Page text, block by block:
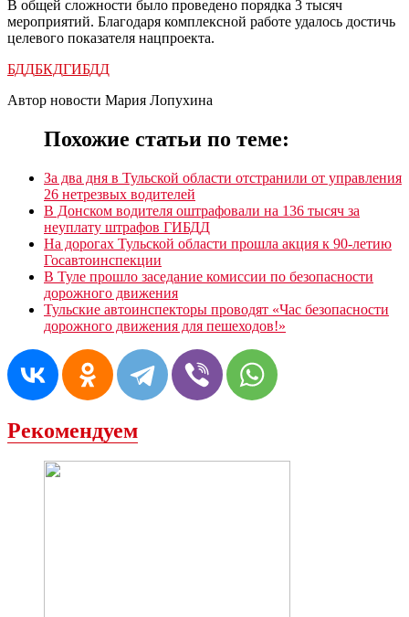
В общей сложности было проведено порядка 3 тысяч
мероприятий. Благодаря комплексной работе удалось достичь
целевого показателя нацпроекта.
БДДБКДГИБДД
Автор новости Мария Лопухина
Похожие статьи по теме:
За два дня в Тульской области отстранили от управления
26 нетрезвых водителей
В Донском водителя оштрафовали на 136 тысяч за
неуплату штрафов ГИБДД
На дорогах Тульской области прошла акция к 90-летию
Госавтоинспекции
В Туле прошло заседание комиссии по безопасности
дорожного движения
Тульские автоинспекторы проводят «Час безопасности
дорожного движения для пешеходов!»
Рекомендуем